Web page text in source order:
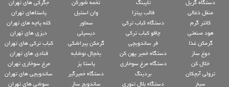
دستگاه گریل
منقل ذغالی
کانتر گرم
هود صنعتی
گرمکن غذا
دوغ ساز
خلال کن
ترولی آبچکان
سیخ
تاپینگ
قالب پیتزا
دستگاه کباب ترکی
چاقو کباب ترکی
فر ساندویچی
دستگاه خمیر پهن کن
دستگاه مرغ سوخاری
بردینگ
دستگاه بلال تنوری
تخمه شورکن
وان استیل
سماور
دیسپلی
گرمکن پیراشکی
یخچال نوشابه
پاستا پز
دستگاه خمیرگیر
ساندویچ ساز
جگرکی های تهران
پاستاهای تهران
کله پاچه های تهران
دیزی های تهران
کباب ترکی های تهران
قنادی های تهران
مرغ سوخاری تهران
ساندویچی های تهران
سوشی های تهران